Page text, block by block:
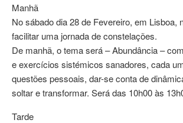
Manhã
No sábado dia 28 de Fevereiro, em Lisboa,
facilitar uma jornada de constelações.
De manhã, o tema será – Abundância –
e exercícios sistémicos sanadores, cada
questões pessoais, dar-se conta de
soltar e transformar. Será das 10h00 às
Tarde